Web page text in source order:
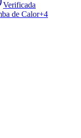
Verificada
de Calor+4